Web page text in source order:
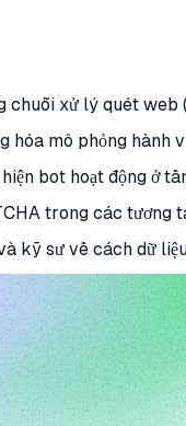
chuỗi xử lý quét web
hóa mô phỏng
bot hoạt động ở
trong các tương
kỹ sư về cách dữ